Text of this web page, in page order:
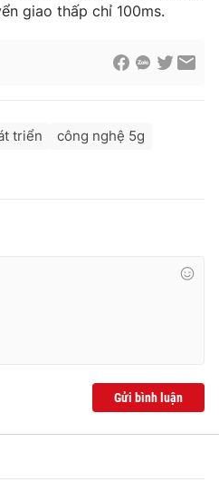
giao thấp chỉ 100ms.
triển
công nghệ 5g
Gửi bình luận